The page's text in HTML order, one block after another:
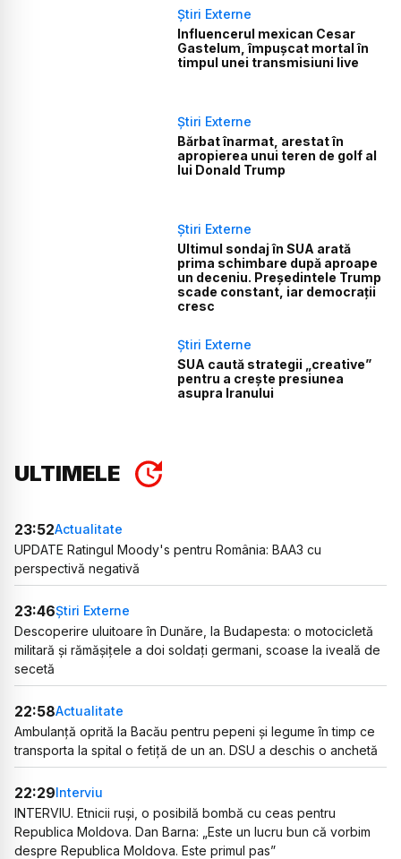
Știri Externe
Influencerul mexican Cesar
Gastelum, împușcat mortal în
timpul unei transmisiuni live
Știri Externe
Bărbat înarmat, arestat în
apropierea unui teren de golf al
lui Donald Trump
Știri Externe
Ultimul sondaj în SUA arată
prima schimbare după aproape
un deceniu. Președintele Trump
scade constant, iar democrații
cresc
Știri Externe
SUA caută strategii „creative”
pentru a crește presiunea
asupra Iranului
ULTIMELE
23:52Actualitate
UPDATE Ratingul Moody's pentru România: BAA3 cu
perspectivă negativă
23:46Știri Externe
Descoperire uluitoare în Dunăre, la Budapesta: o motocicletă
militară și rămășițele a doi soldați germani, scoase la iveală de
secetă
22:58Actualitate
Ambulanță oprită la Bacău pentru pepeni și legume în timp ce
transporta la spital o fetiță de un an. DSU a deschis o anchetă
22:29Interviu
INTERVIU. Etnicii ruși, o posibilă bombă cu ceas pentru
Republica Moldova. Dan Barna: „Este un lucru bun că vorbim
despre Republica Moldova. Este primul pas”